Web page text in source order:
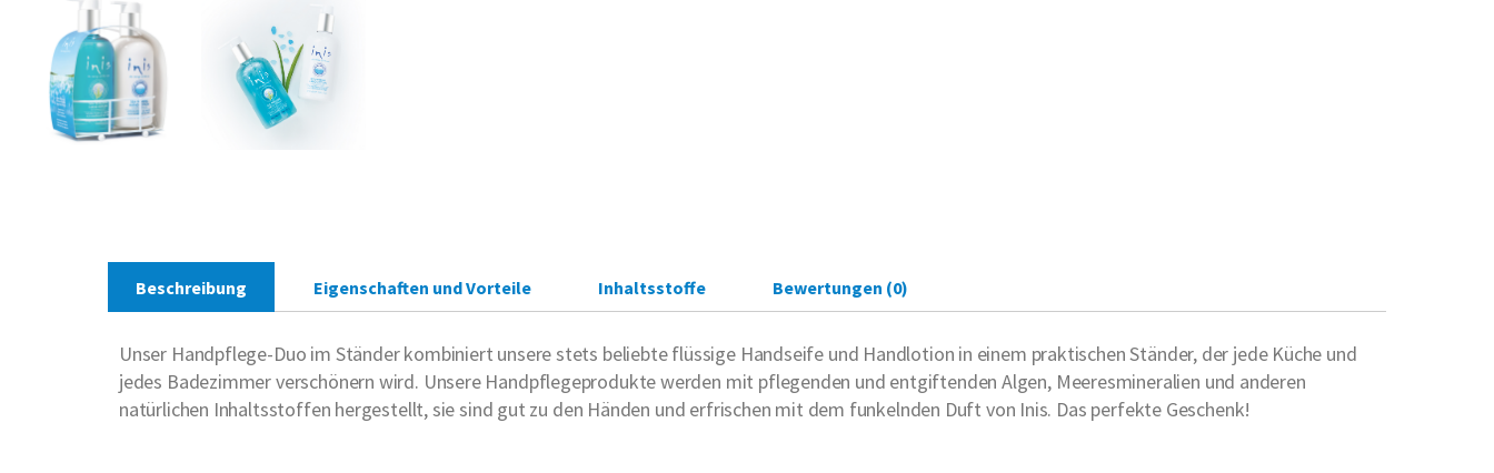
Beschreibung Eigenschaften und Vorteile Inhaltsstoffe Bewertungen (0)
Unser Handpflege-Duo im Ständer kombiniert unsere stets beliebte flüssige Handseife und Handlotion in einem praktischen Ständer, der jede Küche und
jedes Badezimmer verschönern wird. Unsere Handpflegeprodukte werden mit pflegenden und entgiftenden Algen, Meeresmineralien und anderen
natürlichen Inhaltsstoffen hergestellt, sie sind gut zu den Händen und erfrischen mit dem funkelnden Duft von Inis. Das perfekte Geschenk!